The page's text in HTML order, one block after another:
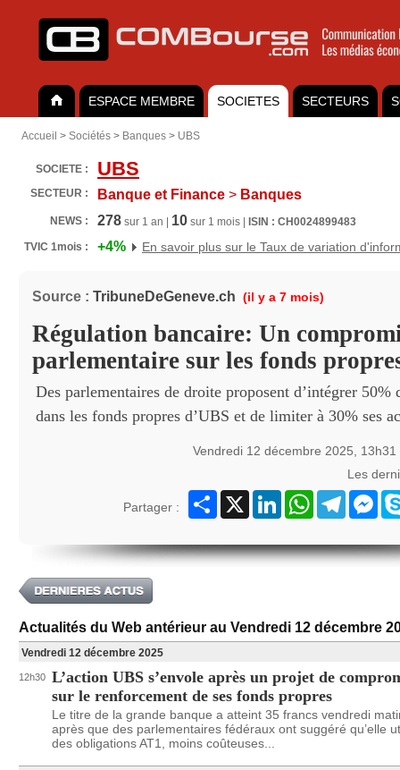
ESPACE MEMBRE SOCIETES SECTEURS
Accueil > Sociétés > Banques > UBS
SOCIETE : UBS
SECTEUR : Banque et Finance > Banques
NEWS : 278 sur 1 an | 10 sur 1 mois |
ISIN : CH0024899483
TVIC 1mois :
+4% En savoir plus sur le Taux de variation
Source : TribuneDeGeneve.ch (il y a 7 mois)
Régulation bancaire: Un
parlementaire sur les fonds
Des parlementaires de droite proposent d’intégrer 50%
dans les fonds propres d’UBS et de limiter à 30% ses
Vendredi 12 décembre 2025,
Les
Partager :
Partager
X LinkedInWhatsAppTelegram
Actualités du Web antérieur au Vendredi 12 décembre
Vendredi 12 décembre 2025
12h30 L’action UBS s’envole après un projet de
sur le renforcement de ses fonds propres
Le titre de la grande banque a atteint 35 francs vendredi
après que des parlementaires fédéraux ont suggéré qu’elle
des obligations AT1, moins coûteuses...